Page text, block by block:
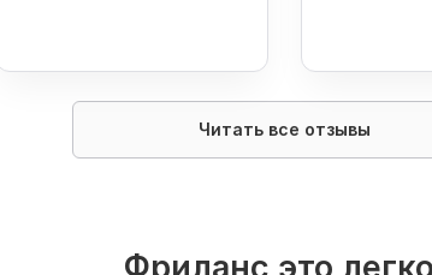
репутации
750 руб.
Читать все отзывы